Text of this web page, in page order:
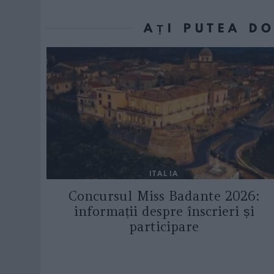
AȚI PUTEA
ITALIA
Concursul Miss Badante 2026:
informații despre înscrieri și
participare